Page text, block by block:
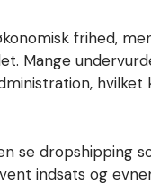
frihed,
Mange
se dropshipping
indsats og